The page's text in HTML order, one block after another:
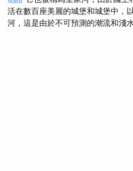
活在數百座美麗的城堡和城堡中，
河，這是由於不可預測的潮流和淺水